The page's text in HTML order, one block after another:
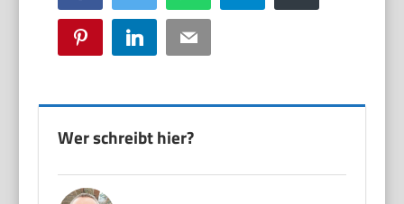
Pinterest LinkedIn Email
Wer schreibt hier?